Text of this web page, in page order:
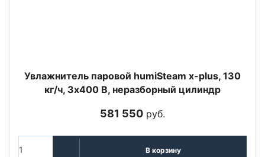
Увлажнитель паровой humiSteam x-plus, 130
кг/ч, 3х400 В, неразборный цилиндр
581 550 руб.
В корзину